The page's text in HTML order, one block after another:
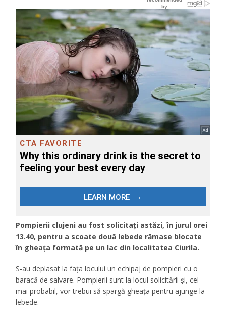
Pompierii clujeni au fost solicitați astăzi, în jurul orei
13.40, pentru a scoate două lebede rămase blocate
în gheața formată pe un lac din localitatea Ciurila.
S-au deplasat la fața locului un echipaj de pompieri cu o
baracă de salvare. Pompierii sunt la locul solicitării și, cel
mai probabil, vor trebui să spargă gheața pentru ajunge la
lebede.